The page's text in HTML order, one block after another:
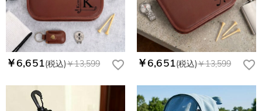
￥6,651(税込)￥13,599 ￥6,651(税込)￥13,599